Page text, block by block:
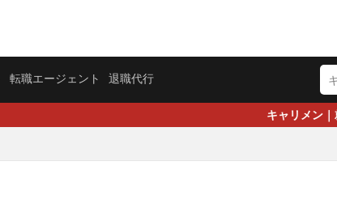
転職エージェント 退職代行
キャリメン｜就活や転職活動